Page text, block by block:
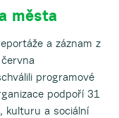
města
a záznam z
programové
podpoří 31
kulturu a sociální